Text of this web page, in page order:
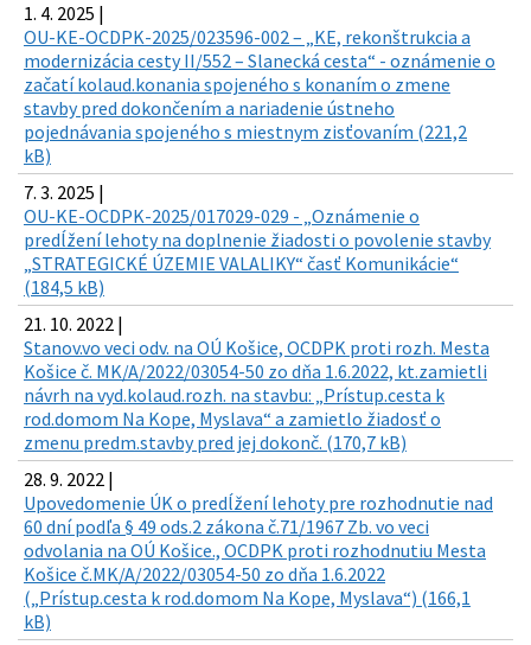
1. 4. 2025 |
OU-KE-OCDPK-2025/023596-002 – „KE, rekonštrukcia a
modernizácia cesty II/552 – Slanecká cesta“ - oznámenie o
začatí kolaud.konania spojeného s konaním o zmene
stavby pred dokončením a nariadenie ústneho
pojednávania spojeného s miestnym zisťovaním (221,2
kB)
7. 3. 2025 |
OU-KE-OCDPK-2025/017029-029 - „Oznámenie o
predĺžení lehoty na doplnenie žiadosti o povolenie stavby
„STRATEGICKÉ ÚZEMIE VALALIKY“ časť Komunikácie“
(184,5 kB)
21. 10. 2022 |
Stanov.vo veci odv. na OÚ Košice, OCDPK proti rozh. Mesta
Košice č. MK/A/2022/03054-50 zo dňa 1.6.2022, kt.zamietli
návrh na vyd.kolaud.rozh. na stavbu: „Prístup.cesta k
rod.domom Na Kope, Myslava“ a zamietlo žiadosť o
zmenu predm.stavby pred jej dokonč. (170,7 kB)
28. 9. 2022 |
Upovedomenie ÚK o predĺžení lehoty pre rozhodnutie nad
60 dní podľa § 49 ods.2 zákona č.71/1967 Zb. vo veci
odvolania na OÚ Košice., OCDPK proti rozhodnutiu Mesta
Košice č.MK/A/2022/03054-50 zo dňa 1.6.2022
(„Prístup.cesta k rod.domom Na Kope, Myslava“) (166,1
kB)